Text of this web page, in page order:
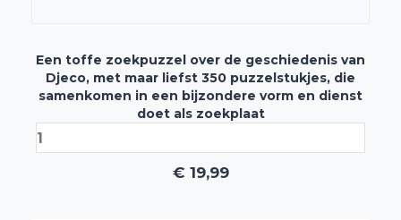
Een toffe zoekpuzzel over de geschiedenis van
Djeco, met maar liefst 350 puzzelstukjes, die
samenkomen in een bijzondere vorm en dienst
doet als zoekplaat
€ 19,99